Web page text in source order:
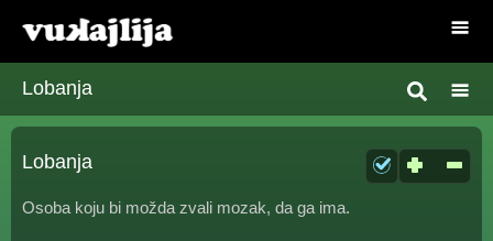
Lobanja
Lobanja
Osoba koju bi možda zvali mozak, da ga ima.